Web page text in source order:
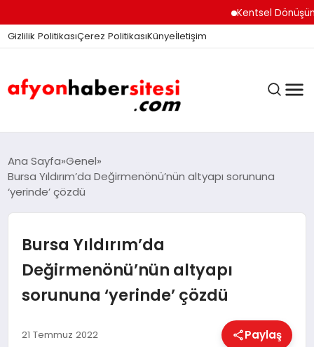
Kentsel Dönüşüm
Gizlilik PolitikasıÇerez PolitikasıKünyeİletişim
ANASAYFA
GÜNDEM
DÜNYA
Ana Sayfa Genel
Bursa Yıldırım’da Değirmenönü’nün altyapı sorununa
‘yerinde’ çözdü
Bursa Yıldırım’da
Değirmenönü’nün altyapı
sorununa ‘yerinde’ çözdü
21 Temmuz 2022 Paylaş